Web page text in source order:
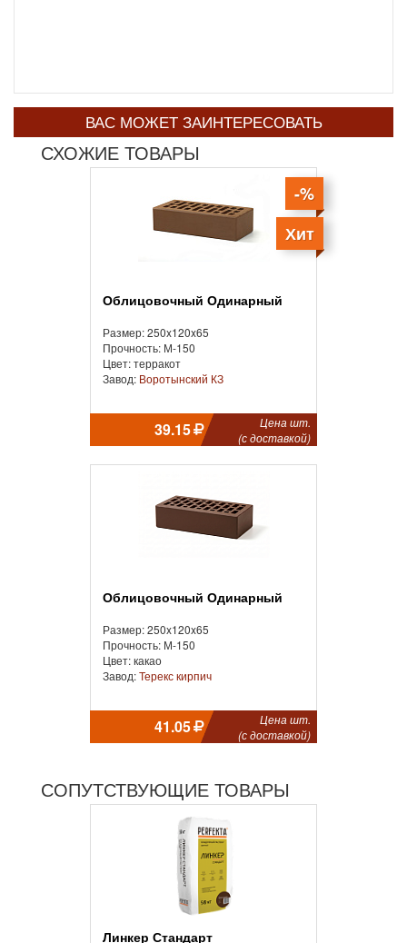
ВАС МОЖЕТ ЗАИНТЕРЕСОВАТЬ
СХОЖИЕ ТОВАРЫ
-%
Хит
Облицовочный Одинарный
Размер: 250x120x65
Прочность: М-150
Цвет: терракот
Завод: Воротынский КЗ
39.15
Цена шт.
(с доставкой)
Облицовочный Одинарный
Размер: 250x120x65
Прочность: М-150
Цвет: какао
Завод:Терекс кирпич
41.05
Цена шт.
(с доставкой)
СОПУТСТВУЮЩИЕ ТОВАРЫ
Линкер Стандарт